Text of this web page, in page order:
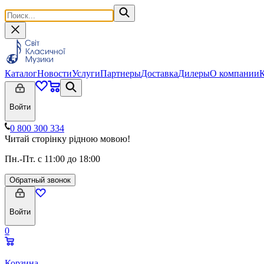
КаталогНовостиУслугиПартнерыДоставкаДилерыО компании
Войти
0 800 300 334
Читай сторінку рідною мовою!
Пн.-Пт. с 11:00 до 18:00
Обратный звонок
Войти
0